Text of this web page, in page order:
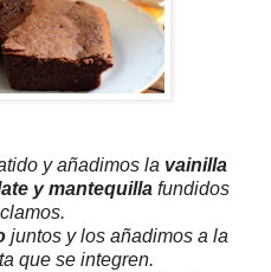
y añadimos la vainilla
y mantequilla fundidos
juntos y los añadimos a la
que se integren.